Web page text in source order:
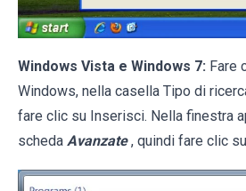
Windows Vista e Windows 7: Fare
Windows, nella casella Tipo di
fare clic su Inserisci. Nella finestra
scheda Avanzate , quindi fare clic